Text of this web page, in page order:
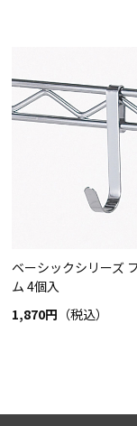
ベーシックシリーズ
ム 4個入
1,870円 （税込）